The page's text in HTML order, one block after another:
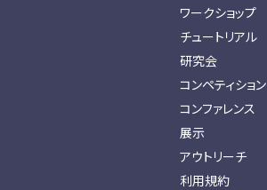
ワークショップ
チュートリアル
研究会
コンペティション
コンファレンス
展示
アウトリーチ
利用規約